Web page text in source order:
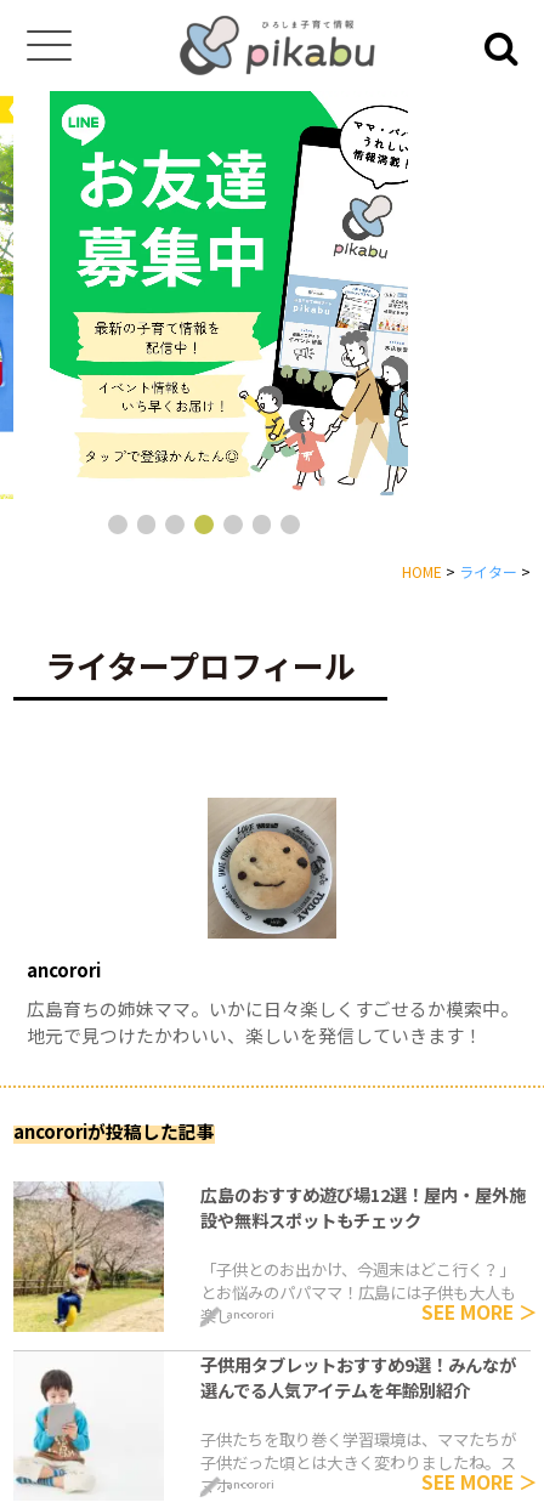
HOME > ライター >
ライタープロフィール
ancorori
広島育ちの姉妹ママ。いかに日々楽しくすごせるか模索中。
地元で見つけたかわいい、楽しいを発信していきます！
ancororiが投稿した記事
広島のおすすめ遊び場12選！屋内・屋外施
設や無料スポットもチェック
「子供とのお出かけ、今週末はどこ行く？」
とお悩みのパパママ！広島には子供も大人も
楽し…ancorori SEE MORE ＞
子供用タブレットおすすめ9選！みんなが
選んでる人気アイテムを年齢別紹介
子供たちを取り巻く学習環境は、ママたちが
子供だった頃とは大きく変わりましたね。ス
マホ…ancorori SEE MORE ＞